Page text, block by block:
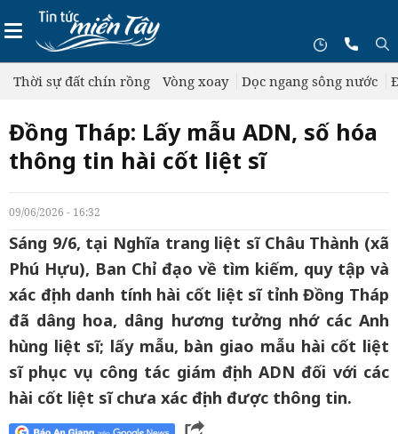
Thời sự đất chín rồng Vòng xoay Dọc ngang sông nước
Đồng Tháp: Lấy mẫu ADN, số hóa
thông tin hài cốt liệt sĩ
09/06/2026 - 16:32
Sáng 9/6, tại Nghĩa trang liệt sĩ Châu Thành (xã
Phú Hựu), Ban Chỉ đạo về tìm kiếm, quy tập và
xác định danh tính hài cốt liệt sĩ tỉnh Đồng Tháp
đã dâng hoa, dâng hương tưởng nhớ các Anh
hùng liệt sĩ; lấy mẫu, bàn giao mẫu hài cốt liệt
sĩ phục vụ công tác giám định ADN đối với các
hài cốt liệt sĩ chưa xác định được thông tin.